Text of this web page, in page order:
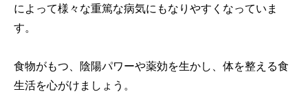
によって様々な重篤な病気にもなりやすくなっていま
す。
食物がもつ、陰陽パワーや薬効を生かし、体を整える食
生活を心がけましょう。